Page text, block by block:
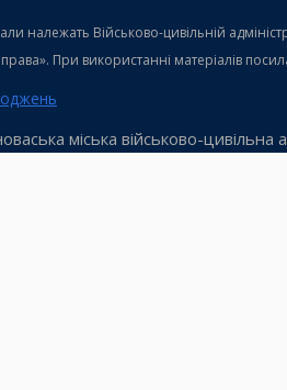
належать Військово-цивільній
При використанні матеріалів
міська військово-цивільна